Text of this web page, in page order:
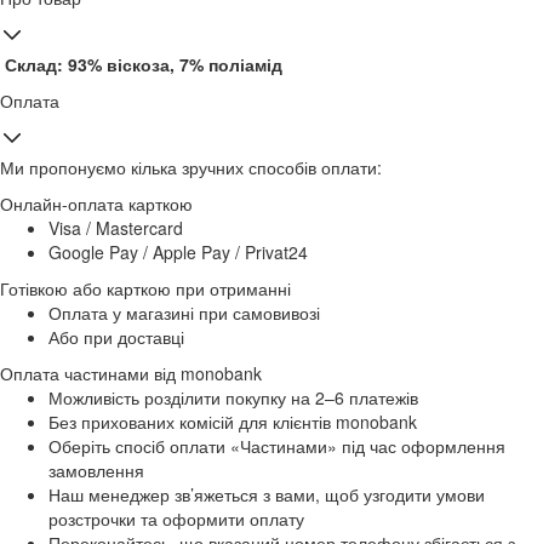
Склад: 93% віскоза, 7% поліамід
Оплата
Ми пропонуємо кілька зручних способів оплати:
Онлайн-оплата карткою
Visa / Mastercard
Google Pay / Apple Pay / Privat24
Готівкою або карткою при отриманні
Оплата у магазині при самовивозі
Або при доставці
Оплата частинами від monobank
Можливість розділити покупку на 2–6 платежів
Без прихованих комісій для клієнтів monobank
Оберіть спосіб оплати «Частинами» під час оформлення
замовлення
Наш менеджер зв’яжеться з вами, щоб узгодити умови
розстрочки та оформити оплату